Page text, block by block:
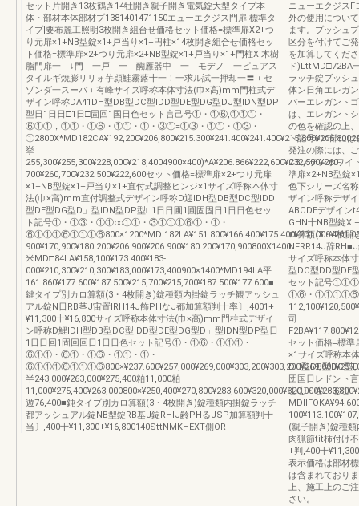
セット片開き13枚鶴き14牡開き親子開き電気錠大型タイプ本
体・部材本体部材プ1381401471150エューエクジス門扉[標準タ
イプ]要布麗工照明3枚開き組台せ価格セット価格=標準扉X2+つ
り元扉×1+NB型錠×1+戸当り×1+円柱×14枚開き組合せ価格セッ
ト価格=標準扉×2+つり元扉×2+NB型錠×1+戸当り×1+門柱Xl木樹
脂門扉一 ↓門 一戸 一 醐雁器中 一 モデノ 一ピュアス
タイルギ焼膨リリォ芋頴鮭霧蕗十一！一求ル試一押却一〓︲セ
ゾンダ一スーパ︲有峰サイズ呼称本体寸法(巾×高)mm門柱式デ
ザイン呼称DA41DH型DB型DC型IDD型DE型DG型DJ型IDN型DP
型日1日日□1日□固回1国日色セット言己号①・①⑥,①①①・
⑥①①，①①・①⑥・①①・①・③①=①③・①①・①③・
挙
255,300¥255,300¥228,000¥218,4004900×400)*A¥206.866¥222,600¥232,500¥260‐
700¥260,700¥232.500¥222,600セット価格=標準扉×2+つり元扉
×1+NB型錠×1+戸当り×1+直付式調整ヒンジ×1サイズ呼称本体寸
法(巾×高)mm直付調整式デザイン呼称D迎IDH型DB型DC型IDD
型DE型DG型D」型IDN型DP型□1日日圃1圃固固日1日日色セッ
ト記号①・①③・①①∞①①・③①①①⑥①・①・
900¥170,900¥180.200¥206.900¥206.900¥180.200¥170,900800X1400
米MD□84LA¥158,100¥173.400¥183‐
000¥210,300¥210,300¥183,000¥173,400900×1400*MD194LA平
161.860¥177.600¥187.500¥215,700¥215,700¥187.500¥177.600■
鍵タイプ別カロ算額(3・4枚開き)錠種類内掛錠ラッチ観アッシュ
アル錠N日RB茎J宙置IRH14J飾PHなJ都加算額判十率〕,4001+
¥11,300十¥16,800サイズ呼称本体寸法(巾×高)mm門柱式デザイ
ン呼称D鯉IDH型DB型DC型IDD型DE型DG型D」型IDN型DP型日
1日日回1固回回日1日日色セット記号①・①⑥・①①①・
⑥①①・⑥①・①⑥・①①・①・
半243,000¥263,000¥275,400粕11,000粕
遊76,400■鈍タイプ別カロ算額(3・4枚開き)錠種類内掛錠ラッチ
都アッシュアル錠NB型錠RB基J錠RHIJ齢PHるJSP加算額判十
当〕,400十¥11,300+¥16,800140SttNMKHEXT側OR
ニューエクジス
外の使用につい
ます。プッシュ
区分を付けてご
を加算してくだ
ド)LttMD□72BA
ラッチ錠ブッシ
体ン日角エレガ
バーエレガント
は、エレガント
の色を確認の上
ト記号の○部には
発注の際には、
CBステンホワイ
準扉×2+NB型錠
色下シリーズ名
ザイン呼称デザ
ABCDEデザイン
GHN十NB型錠
ロ算額(3・4枝開
NFRR14J辞
サイズ呼称本体
型DC型DD型DE
セット記号
①⑥・
司
セット価格=標準
×1サイズ呼称本
DH型DB型DC型
団国日レドン
①①・①・⑥①・
(親子開き)錠種
肉猟節tit柿付け
+判,400十
表示価格は部材
は含まれており
上、施工上のご
さい。